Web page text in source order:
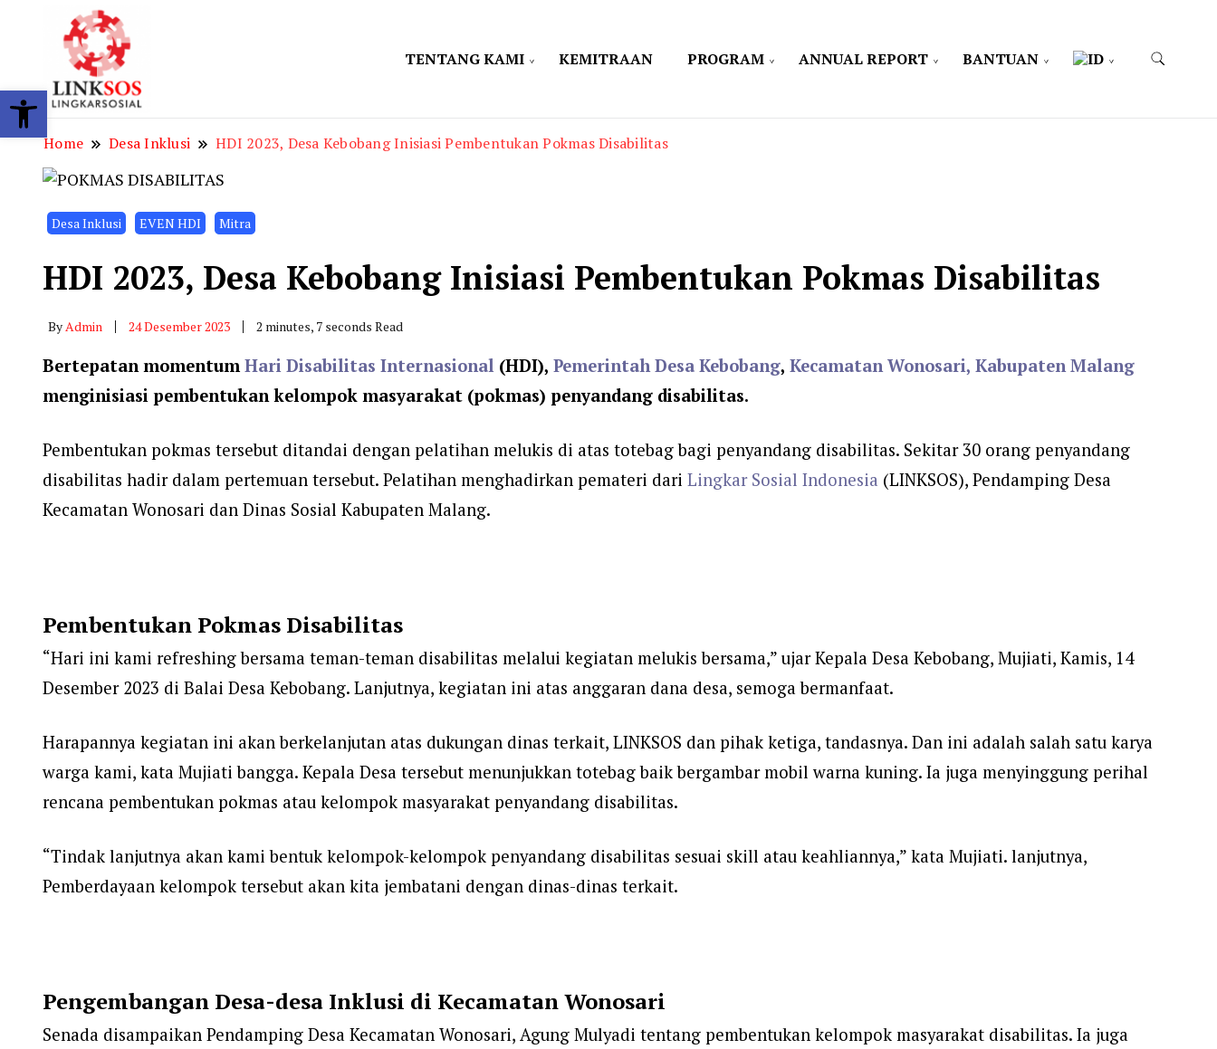
Open toolbar
TENTANG KAMI KEMITRAAN PROGRAM ANNUAL REPORT BANTUAN
Home Desa Inklusi HDI 2023, Desa Kebobang Inisiasi Pembentukan Pokmas Disabilitas
Desa Inklusi EVEN HDI Mitra
HDI 2023, Desa Kebobang Inisiasi Pembentukan Pokmas Disabilitas
ByAdmin 24 Desember 2023 2 minutes, 7 seconds Read
Bertepatan momentumHari Disabilitas Internasional (HDI), Pemerintah Desa Kebobang, Kecamatan Wonosari, Kabupaten Malang
menginisiasi pembentukan kelompok masyarakat (pokmas) penyandang disabilitas.
Pembentukan pokmas tersebut ditandai dengan pelatihan melukis di atas totebag bagi penyandang disabilitas. Sekitar 30 orang penyandang
disabilitas hadir dalam pertemuan tersebut. Pelatihan menghadirkan pemateri dari Lingkar Sosial Indonesia (LINKSOS), Pendamping Desa
Kecamatan Wonosari dan Dinas Sosial Kabupaten Malang.
Pembentukan Pokmas Disabilitas
“Hari ini kami refreshing bersama teman-teman disabilitas melalui kegiatan melukis bersama,” ujar Kepala Desa Kebobang, Mujiati, Kamis, 14
Desember 2023 di Balai Desa Kebobang. Lanjutnya, kegiatan ini atas anggaran dana desa, semoga bermanfaat.
Harapannya kegiatan ini akan berkelanjutan atas dukungan dinas terkait, LINKSOS dan pihak ketiga, tandasnya. Dan ini adalah salah satu karya
warga kami, kata Mujiati bangga. Kepala Desa tersebut menunjukkan totebag baik bergambar mobil warna kuning. Ia juga menyinggung perihal
rencana pembentukan pokmas atau kelompok masyarakat penyandang disabilitas.
“Tindak lanjutnya akan kami bentuk kelompok-kelompok penyandang disabilitas sesuai skill atau keahliannya,” kata Mujiati. lanjutnya,
Pemberdayaan kelompok tersebut akan kita jembatani dengan dinas-dinas terkait.
Pengembangan Desa-desa Inklusi di Kecamatan Wonosari
Senada disampaikan Pendamping Desa Kecamatan Wonosari, Agung Mulyadi tentang pembentukan kelompok masyarakat disabilitas. Ia juga